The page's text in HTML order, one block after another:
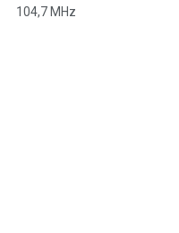
104,7 MHz